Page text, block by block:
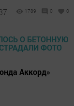
1789 0 0
Аккорд»